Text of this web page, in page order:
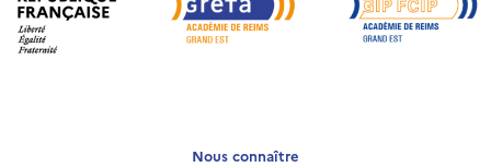
Nous connaître